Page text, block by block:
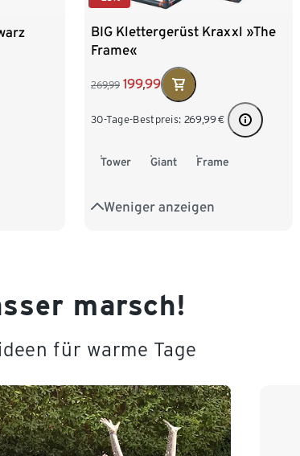
BIG Klettergerüst Kraxxl »The
Frame«
269,99 199,99
30-Tage-Bestpreis: 269,99€
Weniger anzeigen
Tower Giant Frame
marsch!
für warme Tage